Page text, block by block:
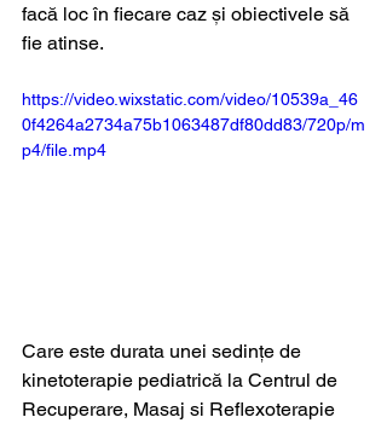
facă loc în fiecare caz și obiectivele să
fie atinse.
https://video.wixstatic.com/video/10539a_46
0f4264a2734a75b1063487df80dd83/720p/m
p4/file.mp4
Care este durata unei sedințe de
kinetoterapie pediatrică la Centrul de
Recuperare, Masaj si Reflexoterapie